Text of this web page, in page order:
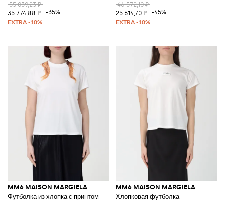
55 039,23 ₽
35 774,88 ₽
-35%
46 572,10 ₽
25 614,70 ₽
-45%
MM6 MAISON MARGIELA
Футболка из хлопка с принтом
MM6 MAISON MARGIELA
Хлопковая футболка